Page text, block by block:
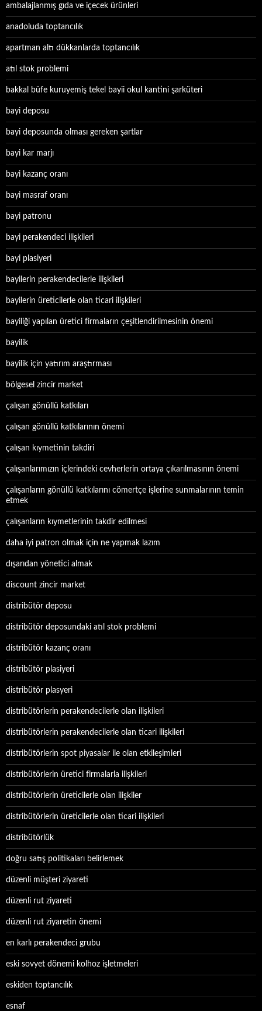
ambalajlanmış gıda ve içecek ürünleri
anadoluda toptancılık
apartman altı dükkanlarda toptancılık
atıl stok problemi
bakkal büfe kuruyemiş tekel bayii okul kantini şarküteri
bayi deposu
bayi deposunda olması gereken şartlar
bayi kar marjı
bayi kazanç oranı
bayi masraf oranı
bayi patronu
bayi perakendeci ilişkileri
bayi plasiyeri
bayilerin perakendecilerle ilişkileri
bayilerin üreticilerle olan ticari ilişkileri
bayiliği yapılan üretici firmaların çeşitlendirilmesinin önemi
bayilik
bayilik için yatırım araştırması
bölgesel zincir market
çalışan gönüllü katkıları
çalışan gönüllü katkılarının önemi
çalışan kıymetinin takdiri
çalışanlarımızın içlerindeki cevherlerin ortaya çıkarılmasının önemi
çalışanların gönüllü katkılarını cömertçe işlerine sunmalarının temin
etmek
çalışanların kıymetlerinin takdir edilmesi
daha iyi patron olmak için ne yapmak lazım
dışarıdan yönetici almak
discount zincir market
distribütör deposu
distribütör deposundaki atıl stok problemi
distribütör kazanç oranı
distribütör plasiyeri
distribütör plasyeri
distribütörlerin perakendecilerle olan ilişkileri
distribütörlerin perakendecilerle olan ticari ilişkileri
distribütörlerin spot piyasalar ile olan etkileşimleri
distribütörlerin üretici firmalarla ilişkileri
distribütörlerin üreticilerle olan ilişkiler
distribütörlerin üreticilerle olan ticari ilişkileri
distribütörlük
doğru satış politikaları belirlemek
düzenli müşteri ziyareti
düzenli rut ziyareti
düzenli rut ziyaretin önemi
en karlı perakendeci grubu
eski sovyet dönemi kolhoz işletmeleri
eskiden toptancılık
esnaf